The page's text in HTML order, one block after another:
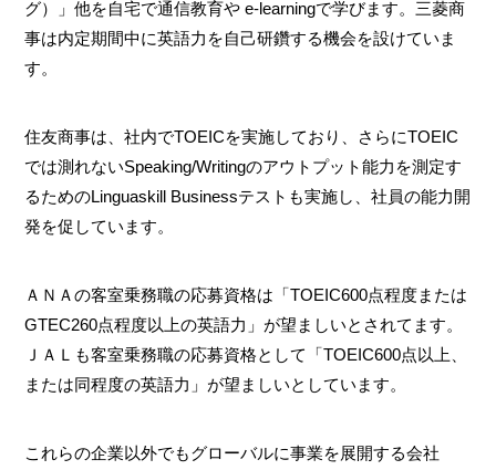
グ）」他を自宅で通信教育や e-learningで学びます。三菱商
事は内定期間中に英語力を自己研鑽する機会を設けていま
す。
住友商事は、社内でTOEICを実施しており、さらにTOEIC
では測れないSpeaking/Writingのアウトプット能力を測定す
るためのLinguaskill Businessテストも実施し、社員の能力開
発を促しています。
ＡＮＡの客室乗務職の応募資格は「TOEIC600点程度または
GTEC260点程度以上の英語力」が望ましいとされてます。
ＪＡＬも客室乗務職の応募資格として「TOEIC600点以上、
または同程度の英語力」が望ましいとしています。
これらの企業以外でもグローバルに事業を展開する会社